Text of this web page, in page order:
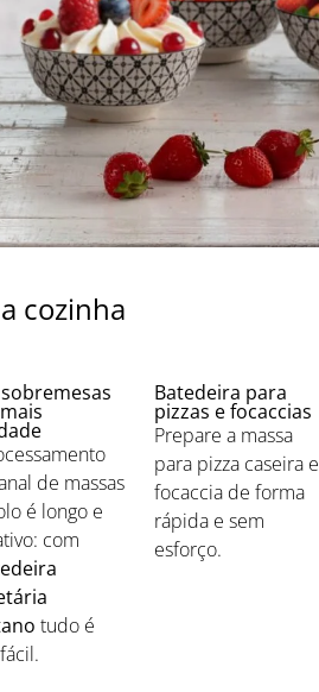
cozinha
sobremesas
de massas
é longo e
com
tudo é
Batedeira para
pizzas e focaccias
Prepare a massa
para pizza caseira e
focaccia de forma
rápida e sem
esforço.